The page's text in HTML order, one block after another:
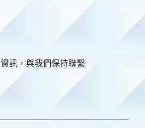
訊，與我們保持聯繫